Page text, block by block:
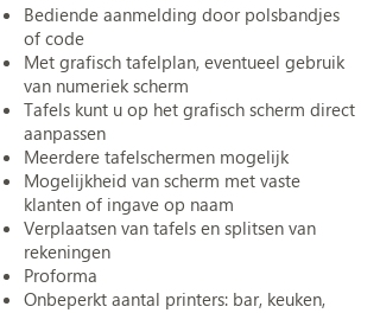
Bediende aanmelding door polsbandjes
of code
Met grafisch tafelplan, eventueel gebruik
van numeriek scherm
Tafels kunt u op het grafisch scherm direct
aanpassen
Meerdere tafelschermen mogelijk
Mogelijkheid van scherm met vaste
klanten of ingave op naam
Verplaatsen van tafels en splitsen van
rekeningen
Proforma
Onbeperkt aantal printers: bar, keuken,